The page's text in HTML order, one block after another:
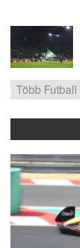
Több Futball